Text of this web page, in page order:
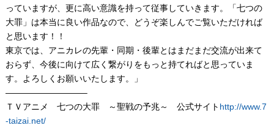
っていますが、更に高い意識を持って従事していきます。「七つの
大罪」は本当に良い作品なので、どうぞ楽しんでご覧いただければ
と思います！！
東京では、アニカレの先輩・同期・後輩とはまだまだ交流が出来て
おらず、今後に向けて広く繋がりをもっと持てればと思っていま
す。よろしくお願いいたします。」
—————————–
ＴＶアニメ 七つの大罪 ～聖戦の予兆～ 公式サイト http://www.7
-taizai.net/